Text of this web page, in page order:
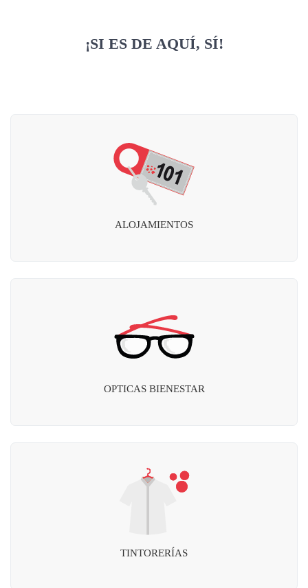
¡SI ES DE AQUÍ, SÍ!
ALOJAMIENTOS
OPTICAS BIENESTAR
TINTORERÍAS